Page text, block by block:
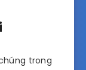
trong